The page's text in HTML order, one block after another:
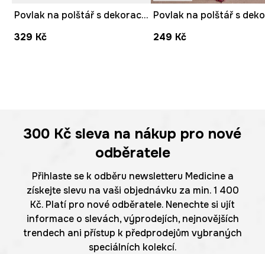
Povlak na polštář s dekorací 45 x 45 cm
329 Kč
249 Kč
300 Kč sleva na nákup pro nové
odběratele
Přihlaste se k odběru newsletteru Medicine a
získejte slevu na vaši objednávku za min. 1 400
Kč. Platí pro nové odběratele. Nenechte si ujít
informace o slevách, výprodejích, nejnovějších
trendech ani přístup k předprodejům vybraných
speciálních kolekcí.